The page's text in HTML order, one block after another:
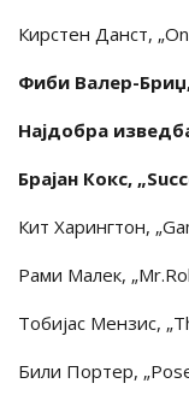
Кирстен Данст,
Фиби Валер-
Најдобра
Брајан Кокс,
Кит Харингтон,
Рами Малек,
Тобијас Мензис,
Били Портер,